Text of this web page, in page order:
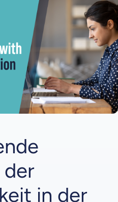
für die Nachhaltigkeit
in der